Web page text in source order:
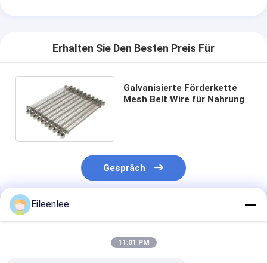
Erhalten Sie Den Besten Preis Für
Galvanisierte Förderkette
Mesh Belt Wire für Nahrung
Gespräch
Empfohlene Produkte
Eileenlee
11:01 PM